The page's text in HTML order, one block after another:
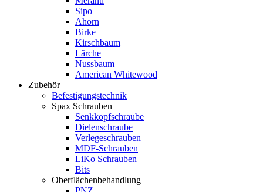
Sipo
Ahorn
Birke
Kirschbaum
Lärche
Nussbaum
American Whitewood
Zubehör
Befestigungstechnik
Spax Schrauben
Senkkopfschraube
Dielenschraube
Verlegeschrauben
MDF-Schrauben
LiKo Schrauben
Bits
Oberflächenbehandlung